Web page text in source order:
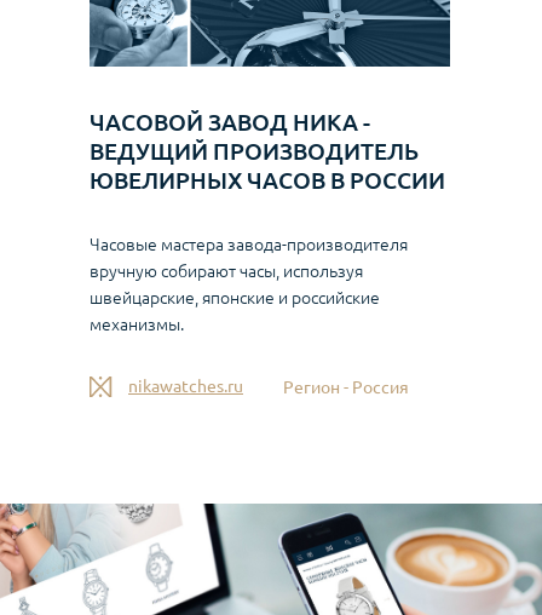
ЧАСОВОЙ ЗАВОД НИКА -
ВЕДУЩИЙ ПРОИЗВОДИТЕЛЬ
ЮВЕЛИРНЫХ ЧАСОВ В РОССИИ
Часовые мастера завода-производителя
вручную собирают часы, используя
швейцарские, японские и российские
механизмы.
nikawatches.ru Регион - Россия